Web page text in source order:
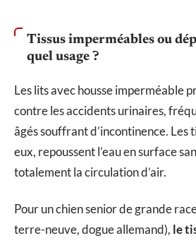
Tissus imperméables ou
quel usage ?
Les lits avec housse imperméable
contre les accidents urinaires,
âgés souffrant d’incontinence. Les
eux, repoussent l’eau en surface
totalement la circulation d’air.
Pour un chien senior de grande
terre-neuve, dogue allemand), le